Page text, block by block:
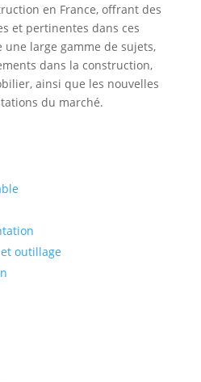
en France, offrant des
et pertinentes dans ces
une large gamme de sujets,
dans la construction,
ainsi que les nouvelles
du marché.
outillage